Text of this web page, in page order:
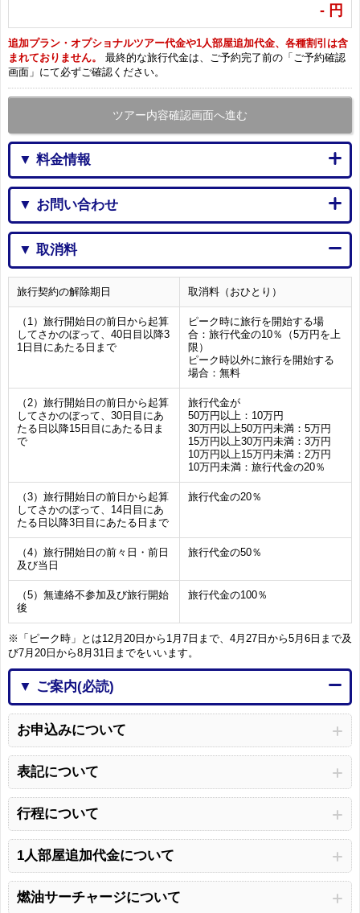
- 円
追加プラン・オプショナルツアー代金や1人部屋追加代金、各種割引は含
まれておりません。
最終的な旅行代金は、ご予約完了前の「ご予約確認
画面」にて必ずご確認ください。
ツアー内容確認画面へ進む
▼ 料金情報
▼ お問い合わせ
▼ 取消料
旅行契約の解除期日 取消料（おひとり）
（1）旅行開始日の前日から起算
してさかのぼって、40日目以降3
1日目にあたる日まで
ピーク時に旅行を開始する場
合：旅行代金の10％（5万円を上
限）
ピーク時以外に旅行を開始する
場合：無料
（2）旅行開始日の前日から起算
してさかのぼって、30日目にあ
たる日以降15日目にあたる日ま
で
旅行代金が
50万円以上：10万円
30万円以上50万円未満：5万円
15万円以上30万円未満：3万円
10万円以上15万円未満：2万円
10万円未満：旅行代金の20％
（3）旅行開始日の前日から起算
してさかのぼって、14日目にあ
たる日以降3日目にあたる日まで
旅行代金の20％
（4）旅行開始日の前々日・前日
及び当日
旅行代金の50％
（5）無連絡不参加及び旅行開始
後
旅行代金の100％
※「ピーク時」とは12月20日から1月7日まで、4月27日から5月6日まで及
び7月20日から8月31日までをいいます。
▼ ご案内(必読)
お申込みについて
表記について
行程について
1人部屋追加代金について
燃油サーチャージについて